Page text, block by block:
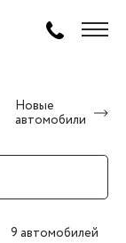
Новые
автомобили
9 автомобилей